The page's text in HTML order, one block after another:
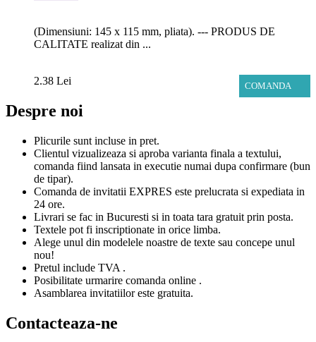
(Dimensiuni: 145 x 115 mm, pliata). --- PRODUS DE
CALITATE realizat din ...
COMANDA
2.38 Lei
Despre noi
Plicurile sunt incluse in pret.
Clientul vizualizeaza si aproba varianta finala a textului,
comanda fiind lansata in executie numai dupa confirmare (bun
de tipar).
Comanda de invitatii EXPRES este prelucrata si expediata in
24 ore.
Livrari se fac in Bucuresti si in toata tara gratuit prin posta.
Textele pot fi inscriptionate in orice limba.
Alege unul din modelele noastre de texte sau concepe unul
nou!
Pretul include TVA .
Posibilitate urmarire comanda online .
Asamblarea invitatiilor este gratuita.
Contacteaza-ne